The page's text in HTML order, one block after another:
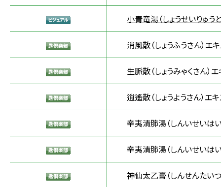
小青竜湯（しょうせいりゅう
消風散（しょうふうさん）エ
生脈散（しょうみゃくさん）
逍遙散（しょうようさん）エ
辛夷清肺湯（しんいせいは
辛夷清肺湯（しんいせいはい
神仙太乙膏（しんせんたいつ